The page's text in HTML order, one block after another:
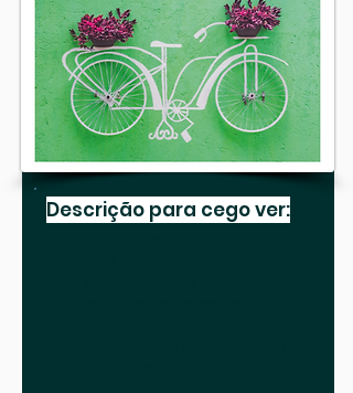
Descrição para cego ver: